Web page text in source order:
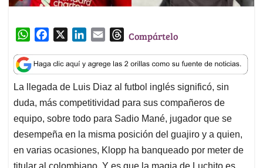
W
a
t
s
A
p
p
c
e
b
o
o
k
n
k
e
d
I
n
a
i
l
T
r
e
a
d
s
Compártelo
La llegada de Luis Diaz al futbol inglés significó, sin
duda, más competitividad para sus compañeros de
equipo, sobre todo para Sadio Mané, jugador que se
desempeña en la misma posición del guajiro y a quien,
en varias ocasiones, Klopp ha banqueado por meter de